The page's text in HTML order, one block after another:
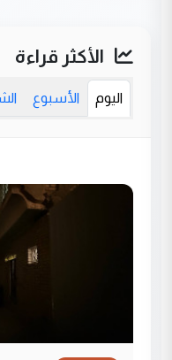
الأكثر قراءة
اليوم الأسبوع